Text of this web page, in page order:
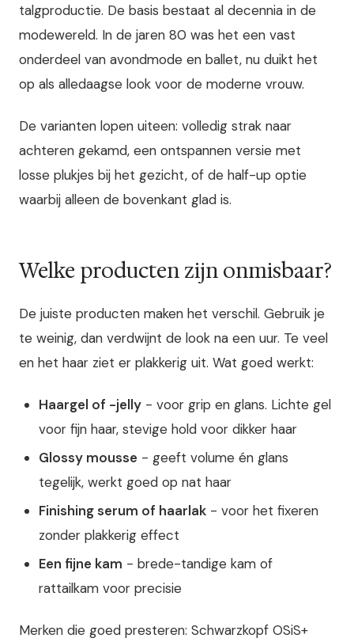
talgproductie. De basis bestaat al decennia in de
modewereld. In de jaren 80 was het een vast
onderdeel van avondmode en ballet, nu duikt het
op als alledaagse look voor de moderne vrouw.
De varianten lopen uiteen: volledig strak naar
achteren gekamd, een ontspannen versie met
losse plukjes bij het gezicht, of de half-up optie
waarbij alleen de bovenkant glad is.
Welke producten zijn onmisbaar?
De juiste producten maken het verschil. Gebruik je
te weinig, dan verdwijnt de look na een uur. Te veel
en het haar ziet er plakkerig uit. Wat goed werkt:
Haargel of -jelly - voor grip en glans. Lichte gel
voor fijn haar, stevige hold voor dikker haar
Glossy mousse - geeft volume én glans
tegelijk, werkt goed op nat haar
Finishing serum of haarlak - voor het fixeren
zonder plakkerig effect
Een fijne kam - brede-tandige kam of
rattailkam voor precisie
Merken die goed presteren: Schwarzkopf OSiS+